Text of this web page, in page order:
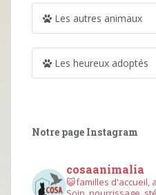
Les autres animaux
Les heureux adoptés
Notre page Instagram
cosaanimalia
😺familles d'accueil,